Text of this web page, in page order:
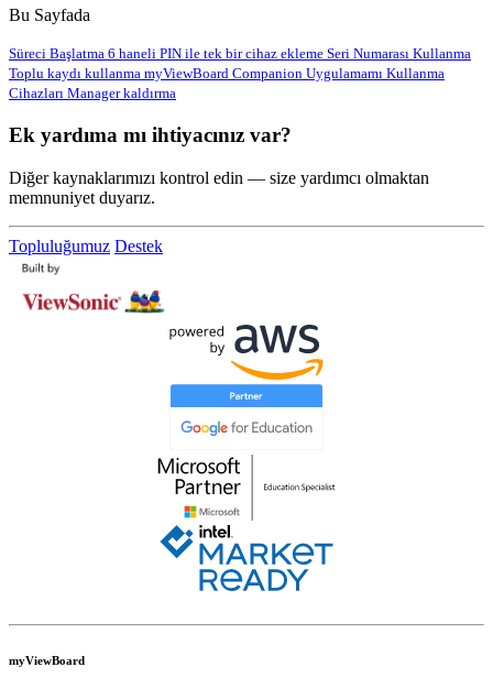
Bu Sayfada
Süreci Başlatma 6 haneli PIN ile tek bir cihaz ekleme Seri Numarası Kullanma
Toplu kaydı kullanma myViewBoard Companion Uygulamamı Kullanma
Cihazları Manager kaldırma
Ek yardıma mı ihtiyacınız var?
Diğer kaynaklarımızı kontrol edin — size yardımcı olmaktan
memnuniyet duyarız.
Topluluğumuz Destek
myViewBoard